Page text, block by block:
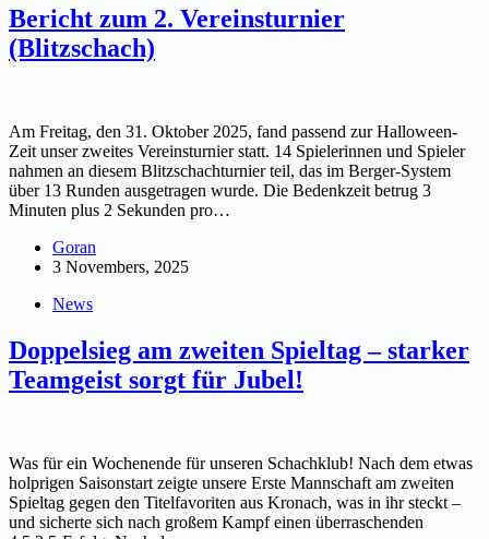
Bericht zum 2. Vereinsturnier
(Blitzschach)
Am Freitag, den 31. Oktober 2025, fand passend zur Halloween-
Zeit unser zweites Vereinsturnier statt. 14 Spielerinnen und Spieler
nahmen an diesem Blitzschachturnier teil, das im Berger-System
über 13 Runden ausgetragen wurde. Die Bedenkzeit betrug 3
Minuten plus 2 Sekunden pro…
Goran
3 Novembers, 2025
News
Doppelsieg am zweiten Spieltag – starker
Teamgeist sorgt für Jubel!
Was für ein Wochenende für unseren Schachklub! Nach dem etwas
holprigen Saisonstart zeigte unsere Erste Mannschaft am zweiten
Spieltag gegen den Titelfavoriten aus Kronach, was in ihr steckt –
und sicherte sich nach großem Kampf einen überraschenden